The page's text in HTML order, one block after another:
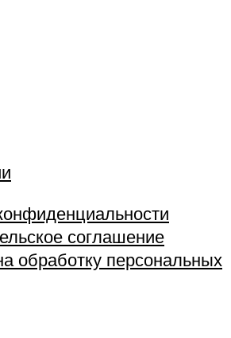
соглашение
обработку персональных